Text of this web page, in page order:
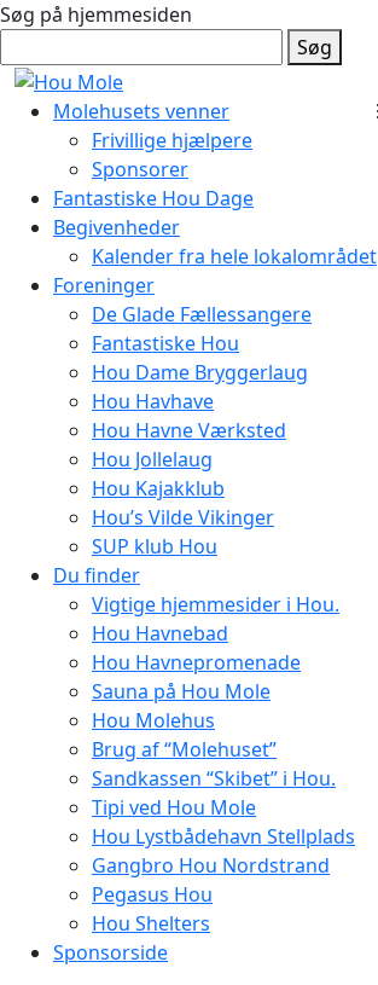
Søg på hjemmesiden
Søg
Molehusets venner
Frivillige hjælpere
Sponsorer
Fantastiske Hou Dage
Begivenheder
Kalender fra hele lokalområdet
Foreninger
De Glade Fællessangere
Fantastiske Hou
Hou Dame Bryggerlaug
Hou Havhave
Hou Havne Værksted
Hou Jollelaug
Hou Kajakklub
Hou’s Vilde Vikinger
SUP klub Hou
Du finder
Vigtige hjemmesider i Hou.
Hou Havnebad
Hou Havnepromenade
Sauna på Hou Mole
Hou Molehus
Brug af “Molehuset”
Sandkassen “Skibet” i Hou.
Tipi ved Hou Mole
Hou Lystbådehavn Stellplads
Gangbro Hou Nordstrand
Pegasus Hou
Hou Shelters
Sponsorside